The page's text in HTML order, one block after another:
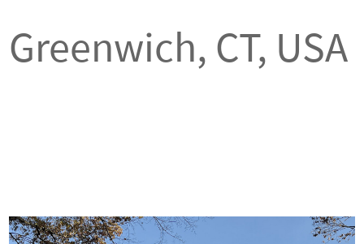
Greenwich, CT, USA